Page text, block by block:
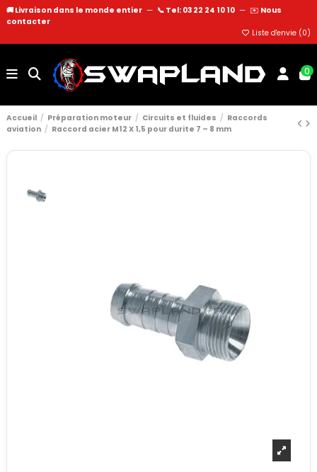
🚚 Livraison dans le monde entier — 📞 Tel: 03 22 24 10 10 — ✉️ Nous
contacter
Liste d'envie (0)
0
Accueil Préparation moteur Circuits et fluides
Raccords
aviation
Raccord acier M12 X 1,5 pour durite 7 – 8 mm